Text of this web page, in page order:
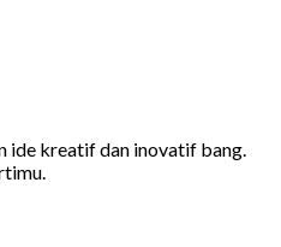
ide kreatif dan inovatif bang.